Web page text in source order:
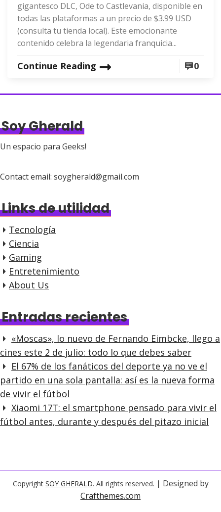
gigantesco DLC, Ode to Castlevania, disponible en
todas las plataformas a un precio de $3.99 USD
(consulta tu tienda local). Este emocionante
contenido celebra la legendaria franquicia...
Continue Reading 0
Soy Gherald
Un espacio para Geeks!
Contact email: soygherald@gmail.com
Links de utilidad
Tecnología
Ciencia
Gaming
Entretenimiento
About Us
Entradas recientes
«Moscas», lo nuevo de Fernando Eimbcke, llego a
cines este 2 de julio: todo lo que debes saber
El 67% de los fanáticos del deporte ya no ve el
partido en una sola pantalla: así es la nueva forma
de vivir el fútbol
Xiaomi 17T: el smartphone pensado para vivir el
fútbol antes, durante y después del pitazo inicial
Copyright SOY GHERALD. All rights reserved. | Designed by
Crafthemes.com